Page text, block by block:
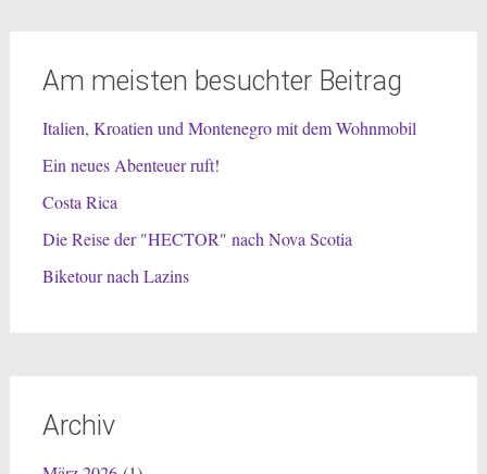
Am meisten besuchter Beitrag
Italien, Kroatien und Montenegro mit dem Wohnmobil
Ein neues Abenteuer ruft!
Costa Rica
Die Reise der "HECTOR" nach Nova Scotia
Biketour nach Lazins
Archiv